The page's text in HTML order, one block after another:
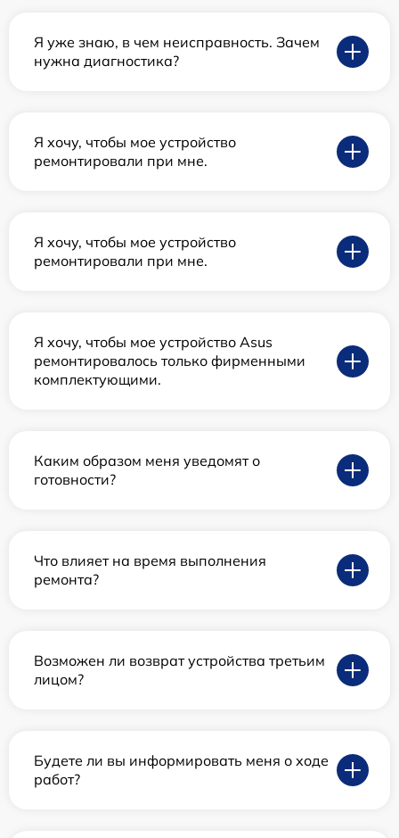
Я уже знаю, в чем неисправность. Зачем
нужна диагностика?
Я хочу, чтобы мое устройство
ремонтировали при мне.
Я хочу, чтобы мое устройство
ремонтировали при мне.
Я хочу, чтобы мое устройство Asus
ремонтировалось только фирменными
комплектующими.
Каким образом меня уведомят о
готовности?
Что влияет на время выполнения
ремонта?
Возможен ли возврат устройства третьим
лицом?
Будете ли вы информировать меня о ходе
работ?